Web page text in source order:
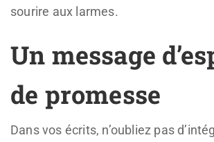
sourire aux larmes.
Un message
de promesse
Dans vos écrits, n’oubliez pas